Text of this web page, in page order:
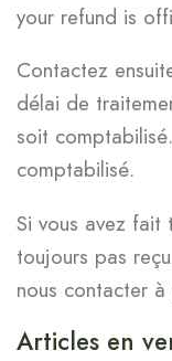
your refund is
Contactez
délai de
soit
comptabilisé.
Si vous avez fait
toujours pas
nous contacter
Articles en